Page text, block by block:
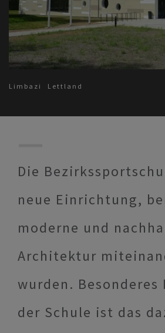
Limbazi Lettland
Die
neue Einrichtung,
moderne und
Architektur
wurden.
der Schule ist das